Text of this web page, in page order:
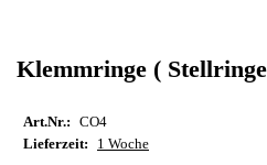
Klemmringe (
Art.Nr.:
CO4
Lieferzeit:
1 Woche